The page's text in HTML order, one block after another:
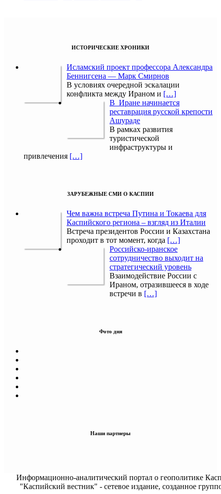
ИСТОРИЧЕСКИЕ ХРОНИКИ
Исламский проект профессора Александра
Беннигсена — Марк Смирнов
В условиях очередной эскалации
конфликта между Ираном и […]
В Иране начинается
реставрация русской крепости
Ашураде
В рамках развития
туристической
инфраструктуры и
привлечения […]
ЗАРУБЕЖНЫЕ СМИ О КАСПИИ
Чем важна встреча Путина и Токаева для
Каспийского региона – взгляд из Италии
Встреча президентов России и Казахстана
проходит в тот момент, когда […]
Российско-иранское
сотрудничество выходит на
стратегический уровень
Взаимодействие России с
Ираном, отразившееся в ходе
встречи в […]
Фото дня
Наши партнеры
Информационно-аналитический портал о геополитике
"Каспийский вестник" - сетевое издание, созданное